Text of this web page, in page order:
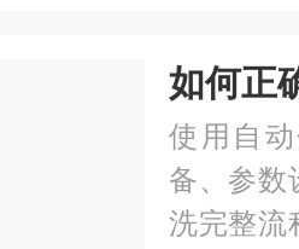
如何正
使用自
备、参数
洗完整流